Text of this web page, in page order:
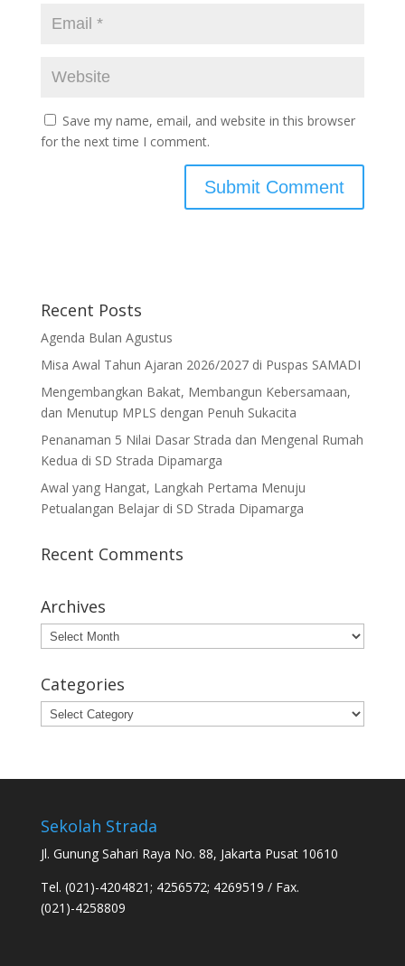
Save my name, email, and website in this browser
for the next time I comment.
Recent Posts
Agenda Bulan Agustus
Misa Awal Tahun Ajaran 2026/2027 di Puspas SAMADI
Mengembangkan Bakat, Membangun Kebersamaan,
dan Menutup MPLS dengan Penuh Sukacita
Penanaman 5 Nilai Dasar Strada dan Mengenal Rumah
Kedua di SD Strada Dipamarga
Awal yang Hangat, Langkah Pertama Menuju
Petualangan Belajar di SD Strada Dipamarga
Recent Comments
Archives
Archives
Categories
Categories
Sekolah Strada
Jl. Gunung Sahari Raya No. 88, Jakarta Pusat 10610
Tel. (021)-4204821; 4256572; 4269519 / Fax.
(021)-4258809